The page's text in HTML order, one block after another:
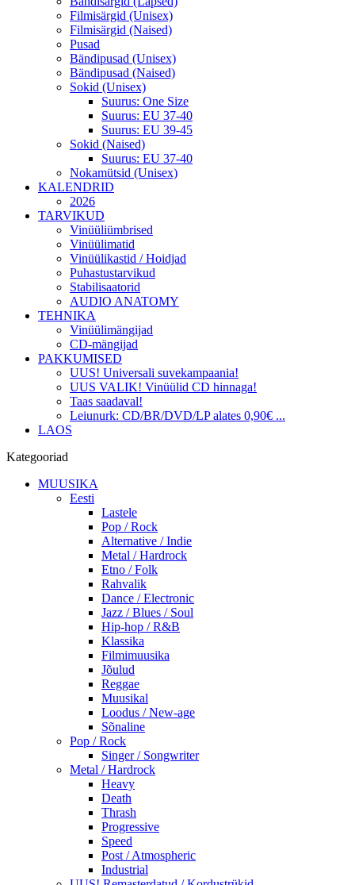
Filmisärgid (Unisex)
Filmisärgid (Naised)
Pusad
Bändipusad (Unisex)
Bändipusad (Naised)
Sokid (Unisex)
Suurus: One Size
Suurus: EU 37-40
Suurus: EU 39-45
Sokid (Naised)
Suurus: EU 37-40
Nokamütsid (Unisex)
KALENDRID
2026
TARVIKUD
Vinüüliümbrised
Vinüülimatid
Vinüülikastid / Hoidjad
Puhastustarvikud
Stabilisaatorid
AUDIO ANATOMY
TEHNIKA
Vinüülimängijad
CD-mängijad
PAKKUMISED
UUS! Universali suvekampaania!
UUS VALIK! Vinüülid CD hinnaga!
Taas saadaval!
Leiunurk: CD/BR/DVD/LP alates 0,90€ ...
LAOS
Kategooriad
MUUSIKA
Eesti
Lastele
Pop / Rock
Alternative / Indie
Metal / Hardrock
Etno / Folk
Rahvalik
Dance / Electronic
Jazz / Blues / Soul
Hip-hop / R&B
Klassika
Filmimuusika
Jõulud
Reggae
Muusikal
Loodus / New-age
Sõnaline
Pop / Rock
Singer / Songwriter
Metal / Hardrock
Heavy
Death
Thrash
Progressive
Speed
Post / Atmospheric
Industrial